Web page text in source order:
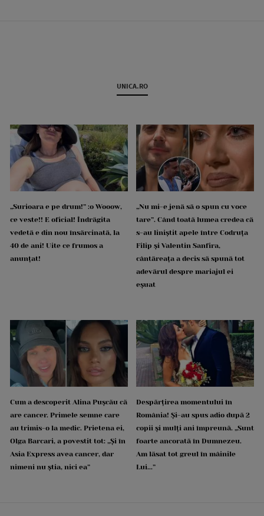
UNICA.RO
„Surioara e pe drum!” :o Wooow,
ce veste!! E oficial! Îndrăgita
vedetă e din nou însărcinată, la
40 de ani! Uite ce frumos a
anunțat!
„Nu mi-e jenă să o spun cu voce
tare”. Când toată lumea credea că
s-au liniștit apele între Codruța
Filip și Valentin Sanfira,
cântăreața a decis să spună tot
adevărul despre mariajul ei
eșuat
Cum a descoperit Alina Pușcău că
are cancer. Primele semne care
au trimis-o la medic. Prietena ei,
Olga Barcari, a povestit tot: „Și în
Asia Express avea cancer, dar
nimeni nu știa, nici ea”
Despărțirea momentului în
România! Și-au spus adio după 2
copii și mulți ani împreună. „Sunt
foarte ancorată în Dumnezeu.
Am lăsat tot greul în mâinile
Lui...”